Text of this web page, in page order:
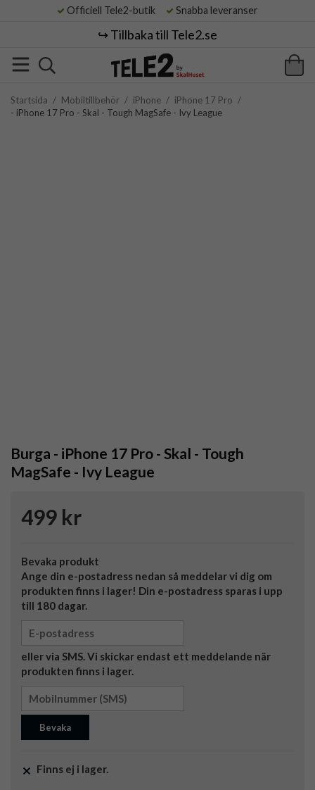
Officiell Tele2-butik Snabba leveranser
↪️ Tillbaka till Tele2.se
Startsida / Mobiltillbehör / iPhone / iPhone 17 Pro /
- iPhone 17 Pro - Skal - Tough MagSafe - Ivy League
Burga - iPhone 17 Pro - Skal - Tough
MagSafe - Ivy League
499 kr
Bevaka produkt
Ange din e-postadress nedan så meddelar vi dig om
produkten finns i lager! Din e-postadress sparas i upp
till 180 dagar.
eller via SMS. Vi skickar endast ett meddelande när
produkten finns i lager.
Bevaka
Finns ej i lager.